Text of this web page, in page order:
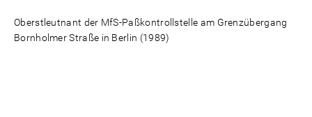
Oberstleutnant der MfS-Paßkontrollstelle am Grenzübergang
Bornholmer Straße in Berlin (1989)